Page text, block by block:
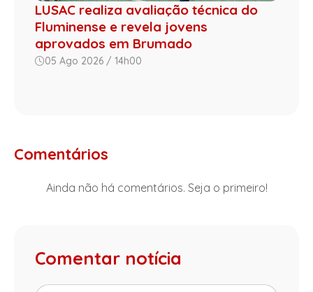
LUSAC realiza avaliação técnica do
Fluminense e revela jovens
aprovados em Brumado
05 Ago 2026 / 14h00
Comentários
Ainda não há comentários. Seja o primeiro!
Comentar notícia